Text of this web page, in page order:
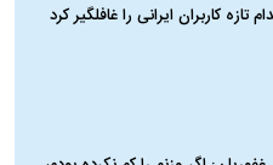
تازه کاربران ایرانی را غافلگیر کرد